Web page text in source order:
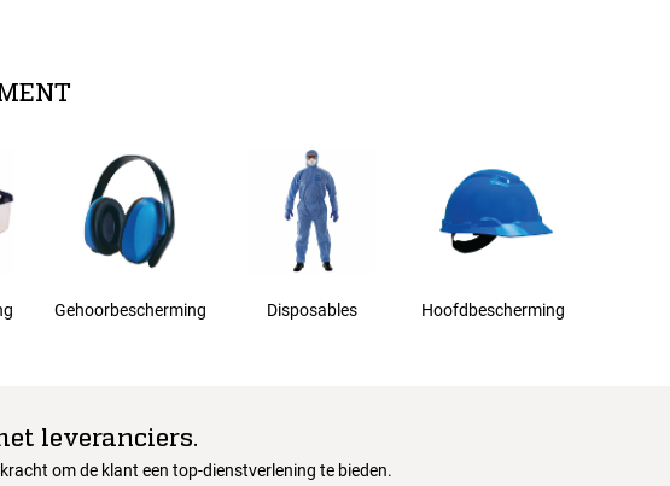
Gehoorbescherming Disposables Hoofdbescherming
leveranciers.
om de klant een top-dienstverlening te bieden.